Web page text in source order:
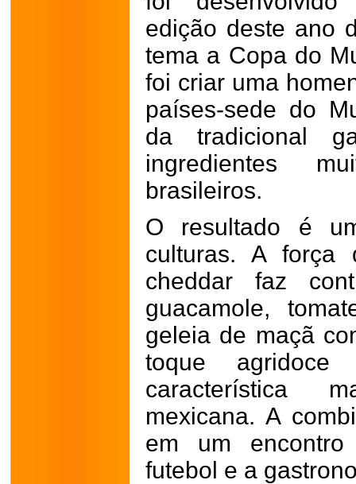
edição deste ano
tema a Copa do
foi criar uma
países-sede do
da tradicional
ingredientes
brasileiros.
O resultado é
culturas. A
cheddar faz
guacamole,
geleia de maçã
toque agridoce
característica
mexicana. A
em um
futebol e a